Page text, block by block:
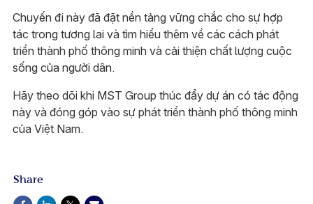
Chuyến đi này đã đặt nền tảng vững chắc cho sự hợp
tác trong tương lai và tìm hiểu thêm về các cách phát
triển thành phố thông minh và cải thiện chất lượng cuộc
sống của người dân.
Hãy theo dõi khi MST Group thúc đẩy dự án có tác động
này và đóng góp vào sự phát triển thành phố thông minh
của Việt Nam.
Share